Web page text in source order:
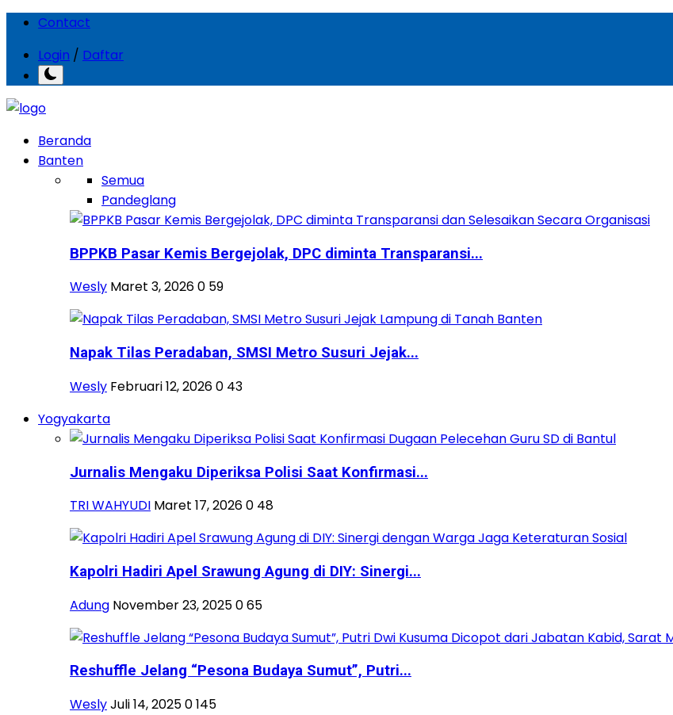
Contact
Login / Daftar
Beranda
Banten
Semua
Pandeglang
BPPKB Pasar Kemis Bergejolak, DPC diminta Transparansi...
Wesly Maret 3, 20260 59
Napak Tilas Peradaban, SMSI Metro Susuri Jejak...
Wesly Februari 12, 20260 43
Yogyakarta
Jurnalis Mengaku Diperiksa Polisi Saat Konfirmasi...
TRI WAHYUDI Maret 17, 20260 48
Kapolri Hadiri Apel Srawung Agung di DIY: Sinergi...
Adung November 23, 2025065
Reshuffle Jelang “Pesona Budaya Sumut”, Putri...
WeslyJuli 14, 20250145